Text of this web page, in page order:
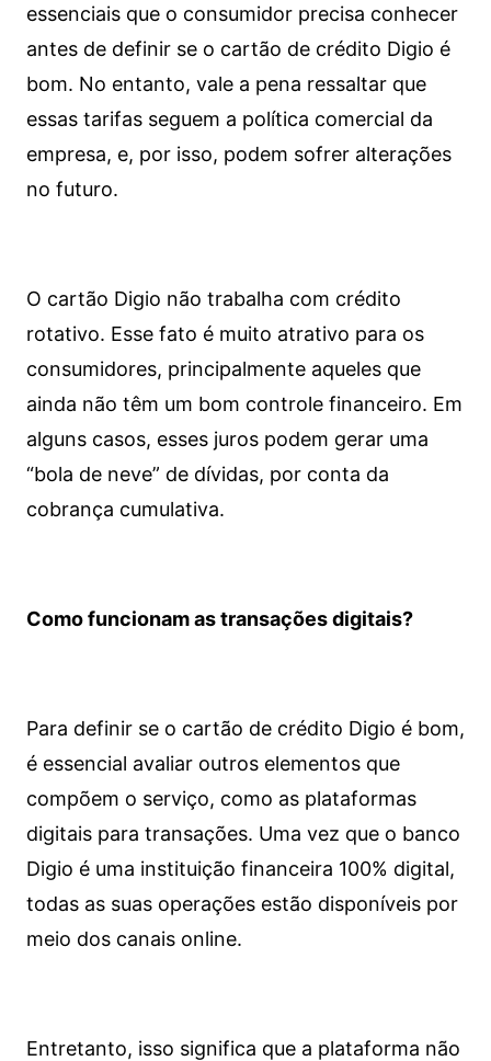
essenciais que o consumidor precisa conhecer
antes de definir se o cartão de crédito Digio é
bom. No entanto, vale a pena ressaltar que
essas tarifas seguem a política comercial da
empresa, e, por isso, podem sofrer alterações
no futuro.
O cartão Digio não trabalha com crédito
rotativo. Esse fato é muito atrativo para os
consumidores, principalmente aqueles que
ainda não têm um bom controle financeiro. Em
alguns casos, esses juros podem gerar uma
“bola de neve” de dívidas, por conta da
cobrança cumulativa.
Como funcionam as transações digitais?
Para definir se o cartão de crédito Digio é bom,
é essencial avaliar outros elementos que
compõem o serviço, como as plataformas
digitais para transações. Uma vez que o banco
Digio é uma instituição financeira 100% digital,
todas as suas operações estão disponíveis por
meio dos canais online.
Entretanto, isso significa que a plataforma não